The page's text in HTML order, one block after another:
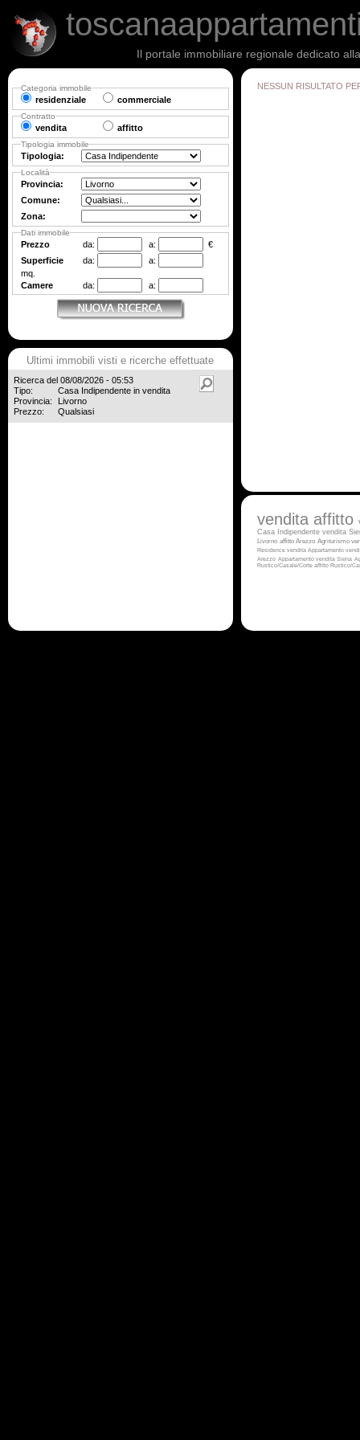
Il portale immobiliare regionale dedicato
NESSUN RISULTATO
vendita affitto
Casa Indipendente vendita
Livorno affitto Arezzo Agriturismo
Residence vendita Appartamento
Arezzo Appartamento vendita Siena
Rustico/Casale/Corte affitto Rustico/
Categoria immobile
residenziale commerciale
Contratto
vendita affitto
Tipologia immobile
Tipologia:
Località
Provincia:
Comune:
Zona:
Dati immobile
Prezzo da: a:
€
Superficie
da:
a:
mq.
Camere
da: a:
Ultimi immobili visti e ricerche effettuate
Ricerca del 08/08/2026 - 05:53
Tipo:
Casa Indipendente in vendita
Provincia:
Livorno
Prezzo:
Qualsiasi